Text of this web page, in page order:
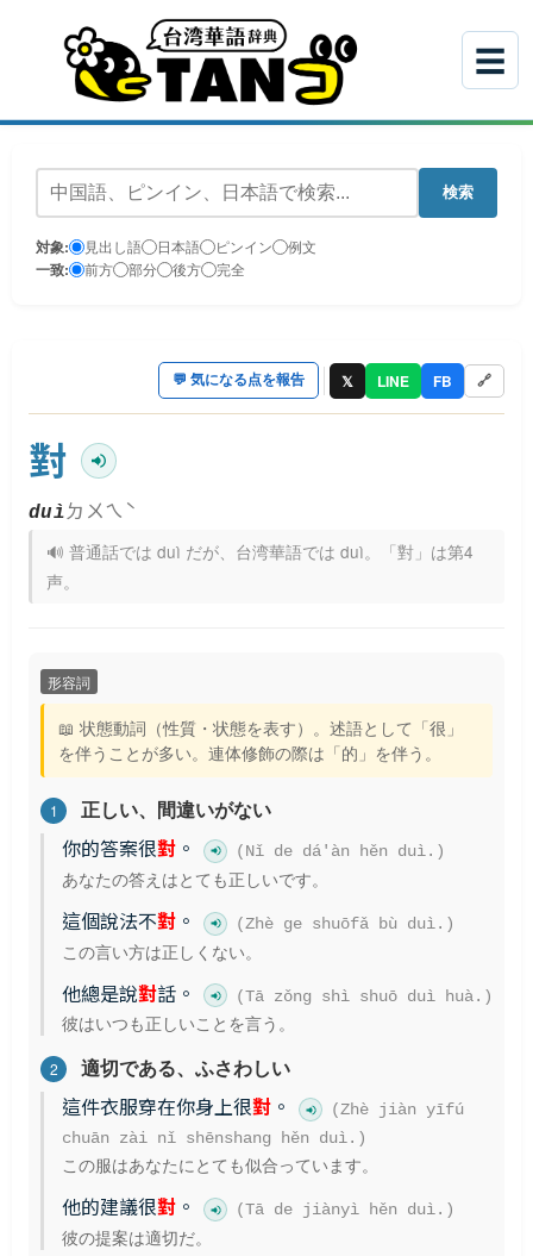
☰
検索
対象: 見出し語 日本語 ピンイン 例文
一致: 前方 部分 後方 完全
💬 気になる点を報告 𝕏 LINE FB 🔗
對
duìㄉㄨㄟˋ
🔊 普通話では duì だが、台湾華語では duì。「對」は第4
声。
形容詞
📖 状態動詞（性質・状態を表す）。述語として「很」
を伴うことが多い。連体修飾の際は「的」を伴う。
1 正しい、間違いがない
你的答案很對 。 (Nǐ de dá'àn hěn duì.)
あなたの答えはとても正しいです。
這個說法不對 。 (Zhè ge shuōfǎ bù duì.)
この言い方は正しくない。
他總是說對話。 (Tā zǒng shì shuō duì huà.)
彼はいつも正しいことを言う。
2 適切である、ふさわしい
這件衣服穿在你身上很對 。
(Zhè jiàn yīfú
chuān zài nǐ shēnshang hěn duì.)
この服はあなたにとても似合っています。
他的建議很對 。 (Tā de jiànyì hěn duì.)
彼の提案は適切だ。